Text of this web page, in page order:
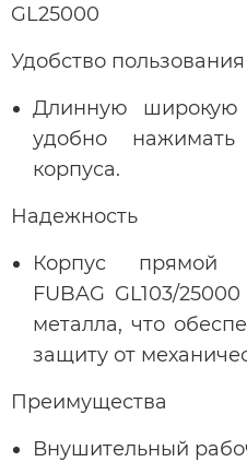
GL25000
Удобство пользования
Длинную широкую
удобно
корпуса.
Надежность
Корпус прямой
FUBAG GL103/
металла, что
защиту от
Преимущества
Внушительный